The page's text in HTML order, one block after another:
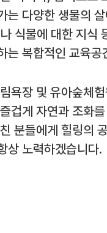
는 다양한 생물의
식물에 대한 지식
는 복합적인 교육공
욕장 및 유아숲체
겁게 자연과 조화
분들에게 힐링의
상 노력하겠습니다.